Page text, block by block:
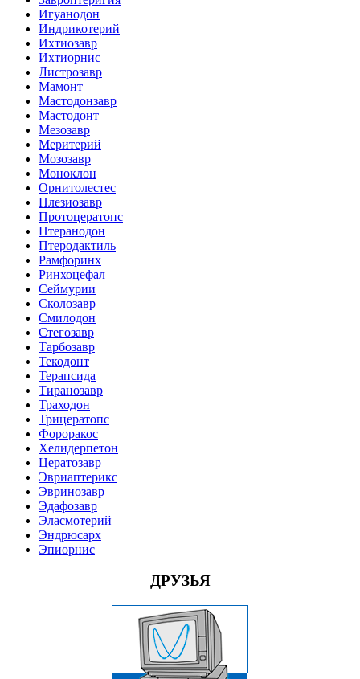
Игуанодон
Индрикотерий
Ихтиозавр
Ихтиорнис
Листрозавр
Мамонт
Мастодонзавр
Мастодонт
Мезозавр
Меритерий
Мозозавр
Моноклон
Орнитолестес
Плезиозавр
Протоцератопс
Птеранодон
Птеродактиль
Рамфоринх
Ринхоцефал
Сеймурии
Сколозавр
Смилодон
Стегозавр
Тарбозавр
Текодонт
Терапсида
Тиранозавр
Траходон
Трицератопс
Фороракос
Хелидерпетон
Цератозавр
Эвриаптерикс
Эвринозавр
Эдафозавр
Эласмотерий
Эндрюсарх
Эпиорнис
ДРУЗЬЯ